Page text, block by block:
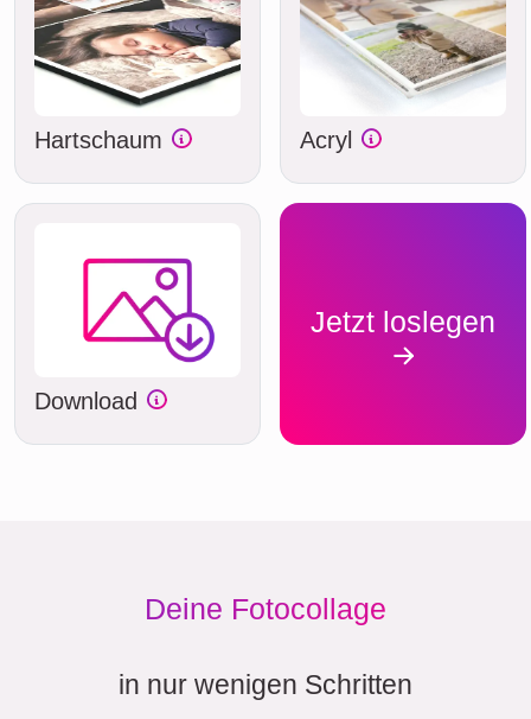
Hartschaum Acryl
Download
Jetzt loslegen
Deine Fotocollage
in nur wenigen Schritten